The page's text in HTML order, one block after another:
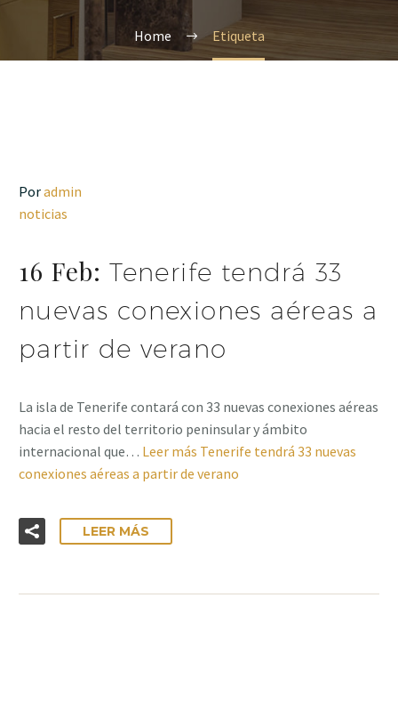
Home Etiqueta
Poradmin
noticias
16 Feb:Tenerife tendrá 33
nuevas conexiones aéreas a
partir de verano
La isla de Tenerife contará con 33 nuevas conexiones aéreas
hacia el resto del territorio peninsular y ámbito
internacional que… Leer más Tenerife tendrá 33 nuevas
conexiones aéreas a partir de verano
LEER MÁS